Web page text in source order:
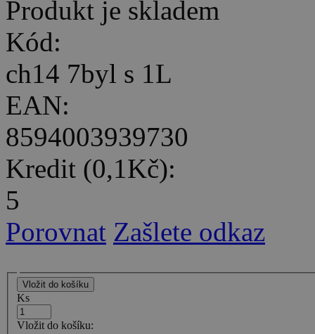
Produkt je skladem
Kód:
ch14 7byl s 1L
EAN:
8594003939730
Kredit (0,1Kč):
5
Porovnat Zašlete odkaz
Ks
Vložit do košíku: